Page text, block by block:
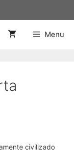
Menu
civilizado